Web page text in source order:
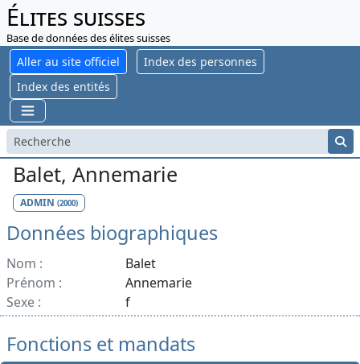
Élites suisses
Base de données des élites suisses
Aller au site officiel
Index des personnes
Index des entités
Balet, Annemarie
ADMIN (2000)
Données biographiques
Nom :
Balet
Prénom :
Annemarie
Sexe :
f
Fonctions et mandats